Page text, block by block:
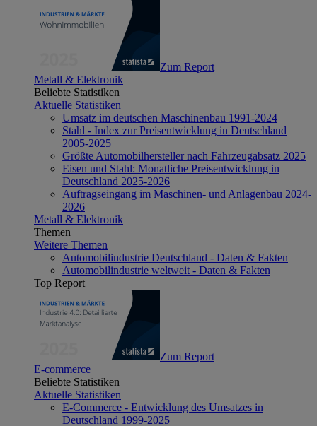
Zum Report
Metall & Elektronik
Beliebte Statistiken
Aktuelle Statistiken
Umsatz im deutschen Maschinenbau 1991-2024
Stahl - Index zur Preisentwicklung in Deutschland
2005-2025
Größte Automobilhersteller nach Fahrzeugabsatz 2025
Eisen und Stahl: Monatliche Preisentwicklung in
Deutschland 2025-2026
Auftragseingang im Maschinen- und Anlagenbau 2024-
2026
Metall & Elektronik
Themen
Weitere Themen
Automobilindustrie Deutschland - Daten & Fakten
Automobilindustrie weltweit - Daten & Fakten
Top Report
Zum Report
E-commerce
Beliebte Statistiken
Aktuelle Statistiken
E-Commerce - Entwicklung des Umsatzes in
Deutschland 1999-2025